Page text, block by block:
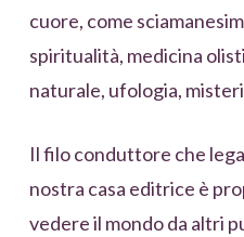
cuore, come
spiritualità, medicina
naturale, ufologia,
Il filo conduttore che
nostra casa editrice è
vedere il mondo da altri